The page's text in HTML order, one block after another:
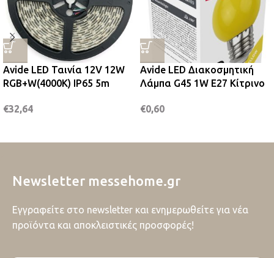
Avide LED Ταινία 12V 12W
RGB+W(4000K) IP65 5m
€32,64
Avide LED Διακοσμητική
Λάμπα G45 1W E27 Κίτρινο
€0,60
Newsletter messehome.gr
Εγγραφείτε στο newsletter και ενημερωθείτε για νέα
προϊόντα και αποκλειστικές προσφορές!